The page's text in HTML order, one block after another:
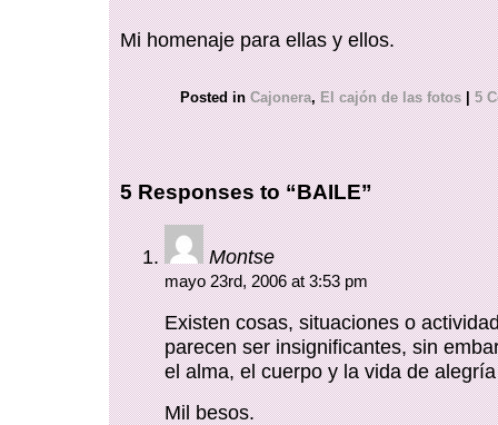
Mi homenaje para ellas y ellos.
Posted inCajonera,El cajón de las fotos | 5
5 Responses to “BAILE”
Montse
mayo 23rd, 2006 at 3:53 pm
Existen cosas, situaciones o
parecen ser insignificantes, sin
el alma, el cuerpo y la vida de
Mil besos.